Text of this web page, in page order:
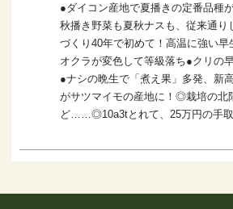
●ダイコン産地で夏播きの定番品種
秋播き野菜も夏秋ナスも、従来通り
づくり40年で初めて！高温に強い
オクラが変色して等級落ち●クリの
●ナシの晩生で「煮え果」多発、新
がサツマイモの産地に！◎栽培の北
ど……◎10a3tとれて、25万円の手取